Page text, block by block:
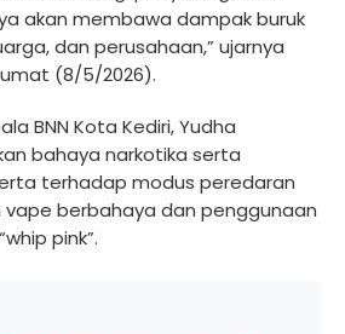
akan membawa dampak buruk
dan perusahaan,” ujarnya
(8/5/2026).
BNN Kota Kediri, Yudha
bahaya narkotika serta
terhadap modus peredaran
vape berbahaya dan penggunaan
pink”.